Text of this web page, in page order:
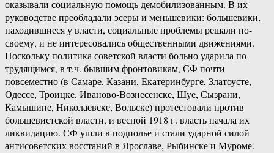
оказывали социальную помощь демобилизованным. В их
руководстве преобладали эсеры и меньшевики: большевики,
находившиеся у власти, социальные проблемы решали по-
своему, и не интересовались общественными движениями.
Поскольку политика советской власти больно ударила по
трудящимся, в т.ч. бывшим фронтовикам, СФ почти
повсеместно (в Самаре, Казани, Екатеринбурге, Златоусте,
Одессе, Троицке, Иваново-Вознесенске, Шуе, Сызрани,
Камышине, Николаевске, Вольске) протестовали против
большевистской власти, и весной 1918 г. власть начала их
ликвидацию. СФ ушли в подполье и стали ударной силой
антисоветских восстаний в Ярославе, Рыбинске и Муроме.